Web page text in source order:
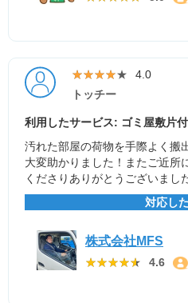
★★★★★
★★★★★ 4.0
トッチー
利用したサービス: ゴミ屋敷片
汚れた部屋の荷物を手際よく搬
大変助かりました！またご近所
くださりありがとうございまし
対応し
株式会社MFS
★★★★★
★★★★★ 4.6